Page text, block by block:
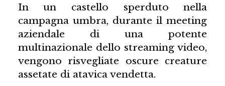
In un castello sperduto nella
campagna umbra, durante il meeting
aziendale di una potente
multinazionale dello streaming video,
vengono risvegliate oscure creature
assetate di atavica vendetta.